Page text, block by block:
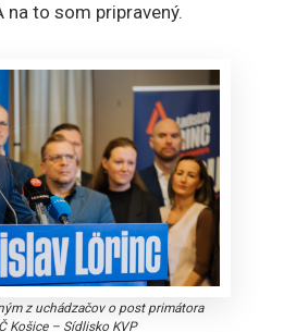
na to som pripravený.
z uchádzačov o post primátora
Košice – Sídlisko KVP